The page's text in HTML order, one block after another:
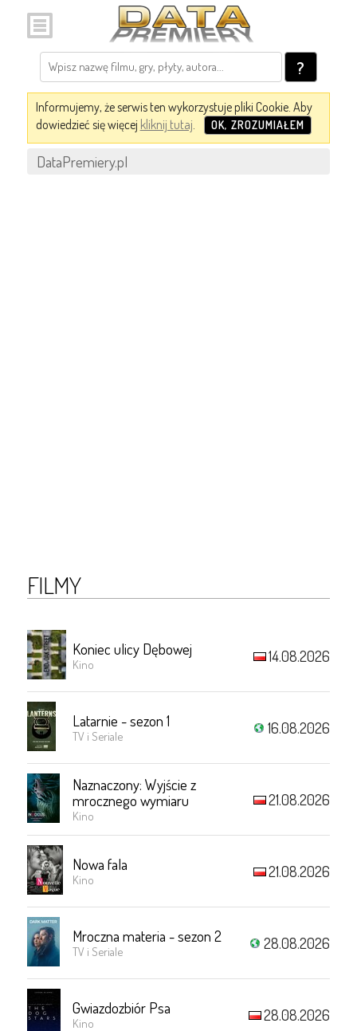
?
Informujemy, że serwis ten wykorzystuje pliki Cookie. Aby
dowiedzieć się więcej kliknij tutaj. OK, ZROZUMIAŁEM
DataPremiery.pl
FILMY
Koniec ulicy Dębowej
Kino 14.08.2026
Latarnie - sezon 1
TV i Seriale 16.08.2026
Naznaczony: Wyjście z
mrocznego wymiaru
Kino
21.08.2026
Nowa fala
Kino 21.08.2026
Mroczna materia - sezon 2
TV i Seriale 28.08.2026
Gwiazdozbiór Psa
Kino 28.08.2026